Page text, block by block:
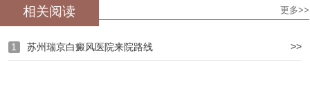
相关阅读 更多>>
1 苏州瑞京白癜风医院来院路线 >>